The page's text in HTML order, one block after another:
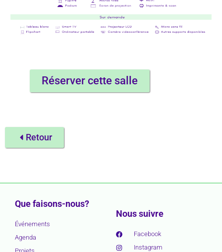
Réserver cette salle
Retour
Que faisons-nous?
Événements
Agenda
Nous suivre
Facebook
Instagram